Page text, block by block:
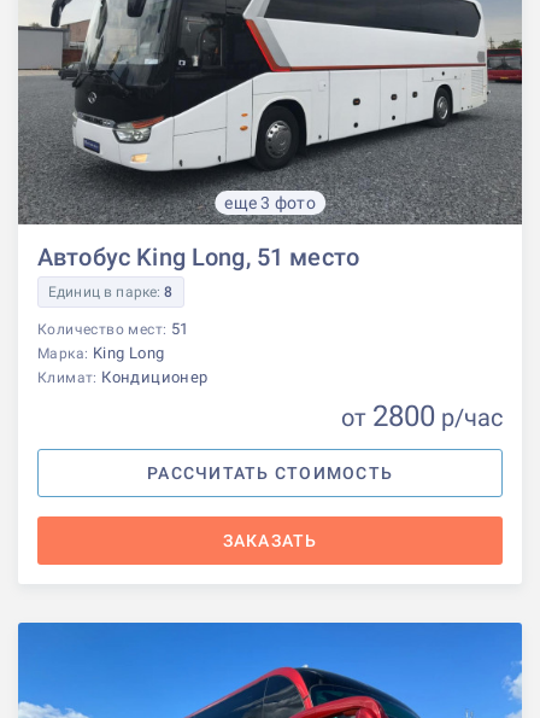
еще 3 фото
Автобус King Long, 51 место
Единиц в парке:8
Количество мест: 51
Марка: King Long
Климат: Кондиционер
от 2800 р/час
РАССЧИТАТЬ СТОИМОСТЬ
ЗАКАЗАТЬ